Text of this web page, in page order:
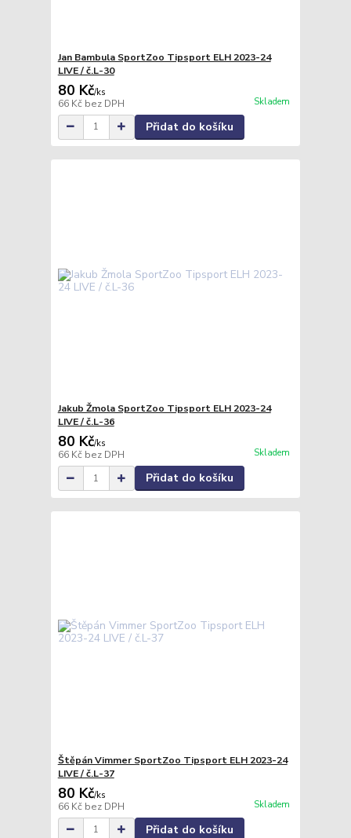
Jan Bambula SportZoo Tipsport ELH 2023-24
LIVE / č.L-30
80 Kč/ks
66 Kč bez DPH Skladem
Přidat do košíku
Jakub Žmola SportZoo Tipsport ELH 2023-24
LIVE / č.L-36
80 Kč/ks
66 Kč bez DPH Skladem
Přidat do košíku
Štěpán Vimmer SportZoo Tipsport ELH 2023-24
LIVE / č.L-37
80 Kč/ks
66 Kč bez DPH Skladem
Přidat do košíku